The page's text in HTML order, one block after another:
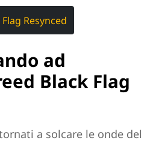
Resynced
ad
Black Flag
a solcare le onde del